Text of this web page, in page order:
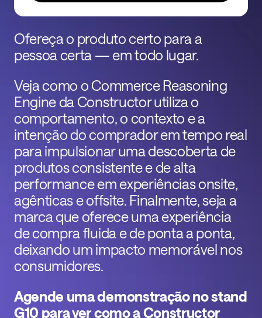
Ofereça o produto certo para a
pessoa certa — em todo lugar.
Veja como o Commerce Reasoning
Engine da Constructor utiliza o
comportamento, o contexto e a
intenção do comprador em tempo real
para impulsionar uma descoberta de
produtos consistente e de alta
performance em experiências onsite,
agênticas e offsite. Finalmente, seja a
marca que oferece uma experiência
de compra fluida e de ponta a ponta,
deixando um impacto memorável nos
consumidores.
Agende uma demonstração no stand
G10 para ver como a Constructor